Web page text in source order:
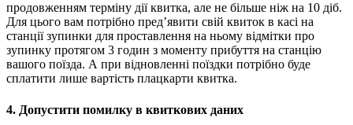
продовженням терміну дії квитка, але не більше ніж на 10 діб.
Для цього вам потрібно пред’явити свій квиток в касі на
станції зупинки для проставлення на ньому відмітки про
зупинку протягом 3 годин з моменту прибуття на станцію
вашого поїзда. А при відновленні поїздки потрібно буде
сплатити лише вартість плацкарти квитка.
4. Допустити помилку в квиткових даних